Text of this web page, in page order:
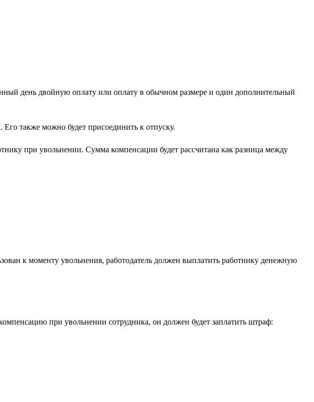
день двойную оплату или оплату в обычном размере и один дополнительный
Его также можно будет присоединить к отпуску.
при увольнении. Сумма компенсации будет рассчитана как разница между
к моменту увольнения, работодатель должен выплатить работнику денежную
при увольнении сотрудника, он должен будет заплатить штраф: